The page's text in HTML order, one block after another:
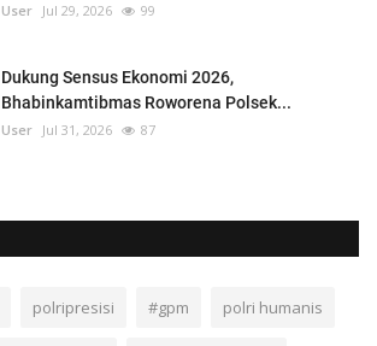
User Jul 29, 2026 99
Dukung Sensus Ekonomi 2026,
Bhabinkamtibmas Roworena Polsek...
User Jul 31, 2026 87
polripresisi #gpm polri humanis